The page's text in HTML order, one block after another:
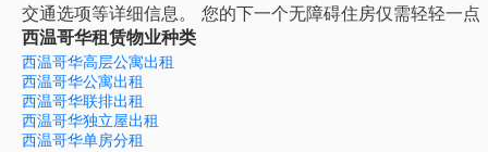
交通选项等详细信息。
您的下一个无障碍住房仅需轻轻一点
西温哥华租赁物业种类
西温哥华高层公寓出租
西温哥华公寓出租
西温哥华联排出租
西温哥华独立屋出租
西温哥华单房分租